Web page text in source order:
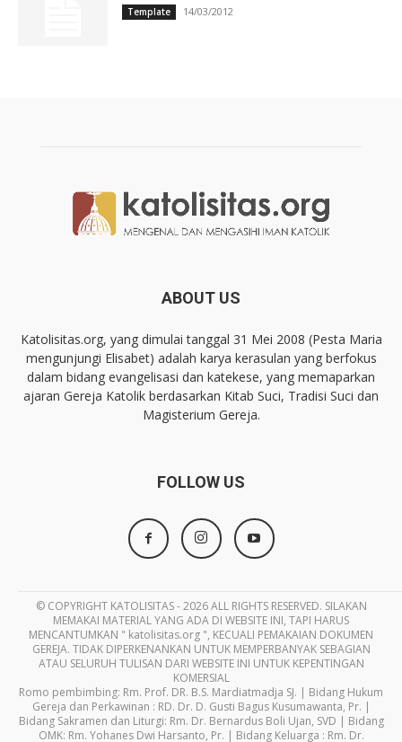
Template 14/03/2012
ABOUT US
Katolisitas.org, yang dimulai tanggal 31 Mei 2008 (Pesta Maria
mengunjungi Elisabet) adalah karya kerasulan yang berfokus
dalam bidang evangelisasi dan katekese, yang memaparkan
ajaran Gereja Katolik berdasarkan Kitab Suci, Tradisi Suci dan
Magisterium Gereja.
FOLLOW US
© COPYRIGHT KATOLISITAS - 2026 ALL RIGHTS RESERVED. SILAKAN
MEMAKAI MATERIAL YANG ADA DI WEBSITE INI, TAPI HARUS
MENCANTUMKAN " katolisitas.org ", KECUALI PEMAKAIAN DOKUMEN
GEREJA. TIDAK DIPERKENANKAN UNTUK MEMPERBANYAK SEBAGIAN
ATAU SELURUH TULISAN DARI WEBSITE INI UNTUK KEPENTINGAN
KOMERSIAL
Romo pembimbing: Rm. Prof. DR. B.S. Mardiatmadja SJ. | Bidang Hukum
Gereja dan Perkawinan : RD. Dr. D. Gusti Bagus Kusumawanta, Pr. |
Bidang Sakramen dan Liturgi: Rm. Dr. Bernardus Boli Ujan, SVD | Bidang
OMK: Rm. Yohanes Dwi Harsanto, Pr. | Bidang Keluarga : Rm. Dr.